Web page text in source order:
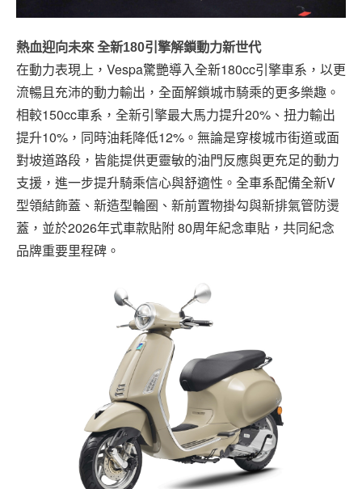
熱血迎向未來 全新180引擎解鎖動力新世代
在動力表現上，Vespa驚艷導入全新180cc引擎車系，以更
流暢且充沛的動力輸出，全面解鎖城市騎乘的更多樂趣。
相較150cc車系，全新引擎最大馬力提升20%、扭力輸出
提升10%，同時油耗降低12%。無論是穿梭城市街道或面
對坡道路段，皆能提供更靈敏的油門反應與更充足的動力
支援，進一步提升騎乘信心與舒適性。全車系配備全新V
型領結飾蓋、新造型輪圈、新前置物掛勾與新排氣管防燙
蓋，並於2026年式車款貼附 80周年紀念車貼，共同紀念
品牌重要里程碑。